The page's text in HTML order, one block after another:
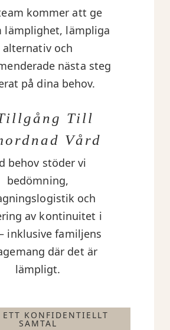
kommer att ge
lämplighet, lämpliga
alternativ och
nästa steg
på dina behov.
Till
Vård
behov stöder vi
bedömning,
och
av kontinuitet i
inklusive familjens
där det är
lämpligt.
ETT KONFIDENTIELLT
SAMTAL